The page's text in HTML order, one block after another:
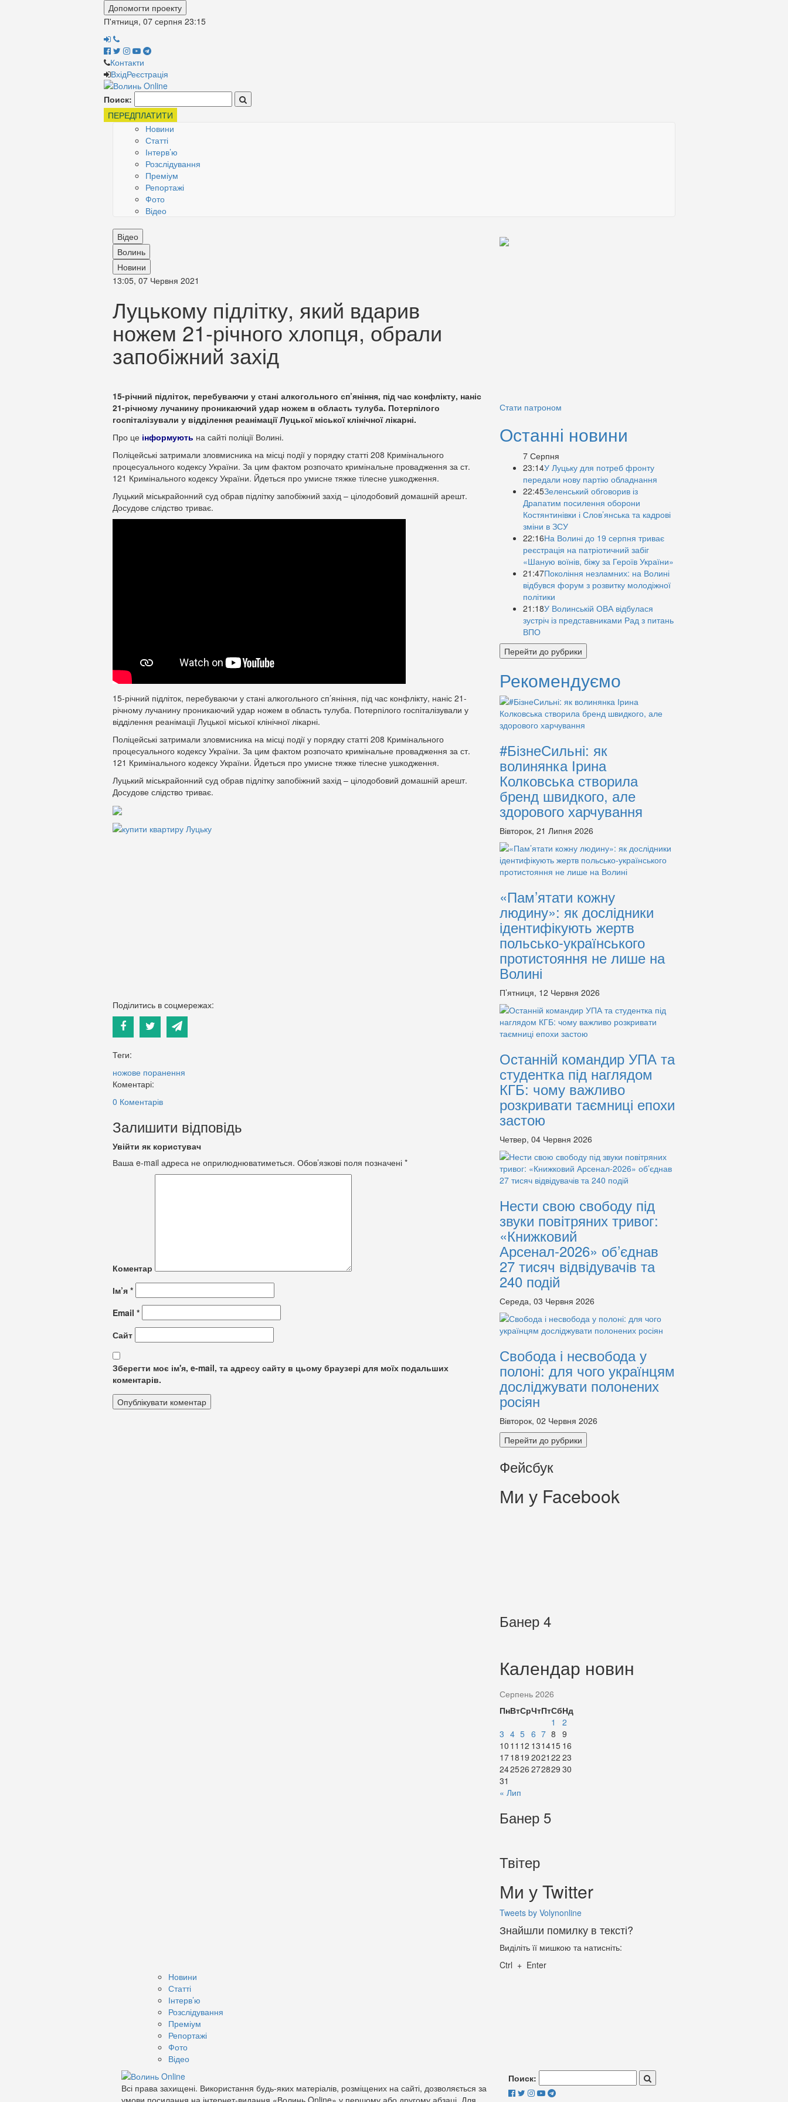
Допомогти проекту
П'ятниця, 07 серпня 23:15
Контакти
ВхідРеєстрація
Поиск:
ПЕРЕДПЛАТИТИ
Новини
Статті
Інтерв’ю
Розслідування
Преміум
Репортажі
Фото
Відео
Відео
Волинь
Новини
13:05, 07 Червня 2021
Луцькому підлітку, який вдарив
ножем 21-річного хлопця, обрали
запобіжний захід
15-річний підліток, перебуваючи у стані алкогольного сп’яніння, під час конфлікту, наніс
21-річному лучанину проникаючий удар ножем в область тулуба. Потерпілого
госпіталізували у відділення реанімації Луцької міської клінічної лікарні.
Про це інформують на сайті поліції Волині.
Поліцейські затримали зловмисника на місці події у порядку статті 208 Кримінального
процесуального кодексу України. За цим фактом розпочато кримінальне провадження за ст.
121 Кримінального кодексу України. Йдеться про умисне тяжке тілесне ушкодження.
Луцький міськрайонний суд обрав підлітку запобіжний захід – цілодобовий домашній арешт.
Досудове слідство триває.
15-річний підліток, перебуваючи у стані алкогольного сп’яніння, під час конфлікту, наніс 21-
річному лучанину проникаючий удар ножем в область тулуба. Потерпілого госпіталізували у
відділення реанімації Луцької міської клінічної лікарні.
Поліцейські затримали зловмисника на місці події у порядку статті 208 Кримінального
процесуального кодексу України. За цим фактом розпочато кримінальне провадження за ст.
121 Кримінального кодексу України. Йдеться про умисне тяжке тілесне ушкодження.
Луцький міськрайонний суд обрав підлітку запобіжний захід – цілодобовий домашній арешт.
Досудове слідство триває.
Поділитись в соцмережах:
Теги:
ножове поранення
Коментарі:
0 Коментарів
Залишити відповідь
Увійти як користувач
Ваша e-mail адреса не оприлюднюватиметься. Обов’язкові поля позначені *
Коментар
Ім’я *
Email *
Сайт
Зберегти моє ім'я, e-mail, та адресу сайту в цьому браузері для моїх подальших
коментарів.
Стати патроном
Останні новини
7 Серпня
23:14У Луцьку для потреб фронту
передали нову партію обладнання
22:45Зеленський обговорив із
Драпатим посилення оборони
Костянтинівки і Слов’янська та кадрові
зміни в ЗСУ
22:16На Волині до 19 серпня триває
реєстрація на патріотичний забіг
«Шаную воїнів, біжу за Героїв України»
21:47Покоління незламних: на Волині
відбувся форум з розвитку молодіжної
політики
21:18У Волинській ОВА відбулася
зустріч із представниками Рад з питань
ВПО
Перейти до рубрики
Рекомендуємо
#БізнеСильні: як
волинянка Ірина
Колковська створила
бренд швидкого, але
здорового харчування
Вівторок, 21 Липня 2026
«Пам’ятати кожну
людину»: як дослідники
ідентифікують жертв
польсько-українського
протистояння не лише на
Волині
П’ятниця, 12 Червня 2026
Останній командир УПА та
студентка під наглядом
КГБ: чому важливо
розкривати таємниці епохи
застою
Четвер, 04 Червня 2026
Нести свою свободу під
звуки повітряних тривог:
«Книжковий
Арсенал-2026» об’єднав
27 тисяч відвідувачів та
240 подій
Середа, 03 Червня 2026
Свобода і несвобода у
полоні: для чого українцям
досліджувати полонених
росіян
Вівторок, 02 Червня 2026
Перейти до рубрики
Фейсбук
Ми у Facebook
Банер 4
Календар новин
Серпень 2026
ПнВтСрЧтПтСбНд
1
2
3 4 5 6 7 8 9
10 11 12 131415 16
171819 2021 22 23
242526 272829 30
31
« Лип
Банер 5
Твітер
Ми у Twitter
Tweets by Volynonline
Знайшли помилку в тексті?
Виділіть її мишкою та натисніть:
Ctrl + Enter
Новини
Статті
Інтерв’ю
Розслідування
Преміум
Репортажі
Фото
Відео
Всі права захищені. Використання будь-яких матеріалів, розміщених на сайті, дозволяється за
Поиск: